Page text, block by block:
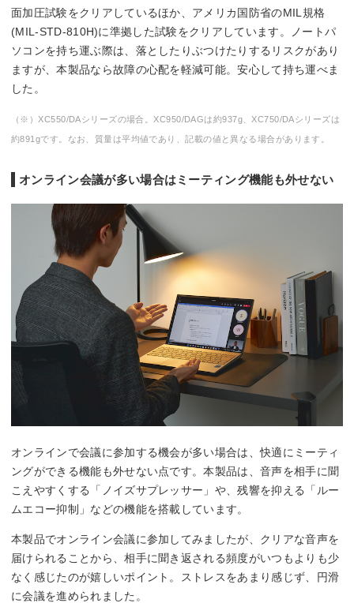
面加圧試験をクリアしているほか、アメリカ国防省のMIL規格
(MIL-STD-810H)に準拠した試験をクリアしています。ノートパ
ソコンを持ち運ぶ際は、落としたりぶつけたりするリスクがあり
ますが、本製品なら故障の心配を軽減可能。安心して持ち運べま
した。
（※）XC550/DAシリーズの場合。XC950/DAGは約937g、XC750/DAシリーズは
約891gです。なお、質量は平均値であり、記載の値と異なる場合があります。
オンライン会議が多い場合はミーティング機能も外せない
オンラインで会議に参加する機会が多い場合は、快適にミーティ
ングができる機能も外せない点です。本製品は、音声を相手に聞
こえやすくする「ノイズサプレッサー」や、残響を抑える「ルー
ムエコー抑制」などの機能を搭載しています。
本製品でオンライン会議に参加してみましたが、クリアな音声を
届けられることから、相手に聞き返される頻度がいつもよりも少
なく感じたのが嬉しいポイント。ストレスをあまり感じず、円滑
に会議を進められました。